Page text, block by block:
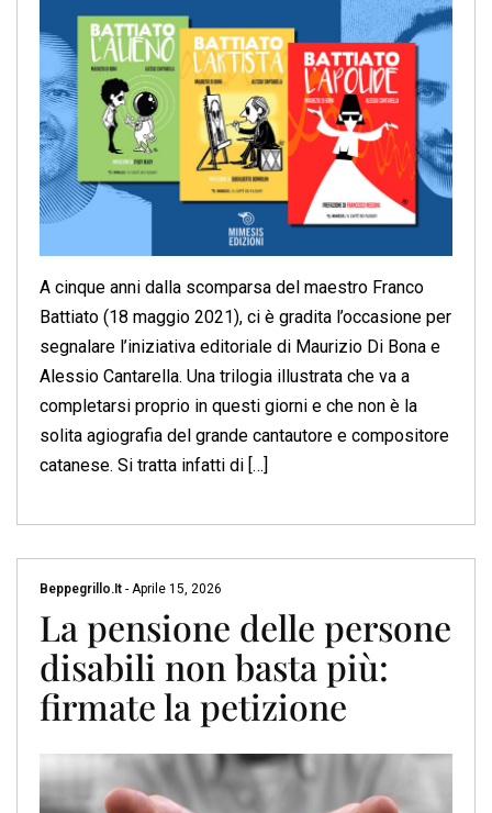
A cinque anni dalla scomparsa del maestro Franco
Battiato (18 maggio 2021), ci è gradita l’occasione per
segnalare l’iniziativa editoriale di Maurizio Di Bona e
Alessio Cantarella. Una trilogia illustrata che va a
completarsi proprio in questi giorni e che non è la
solita agiografia del grande cantautore e compositore
catanese. Si tratta infatti di […]
Beppegrillo.it - Aprile 15, 2026
La pensione delle persone
disabili non basta più:
firmate la petizione